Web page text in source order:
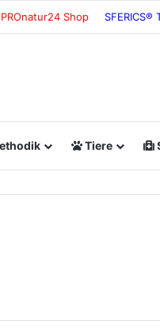
PROnatur24 Shop SFERICS®
Tiere